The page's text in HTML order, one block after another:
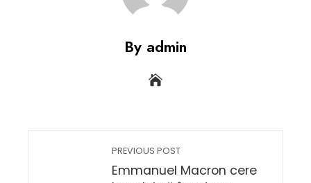
By admin
PREVIOUS POST
Emmanuel Macron cere